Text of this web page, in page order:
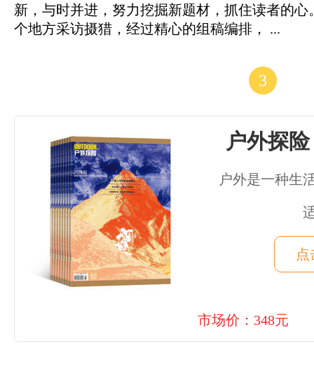
新，与时并进，努力挖掘新题材，抓住读者的
个地方采访摄猎，经过精心的组稿编排， ...
3
户外探险
户外是一种生
市场价：348元